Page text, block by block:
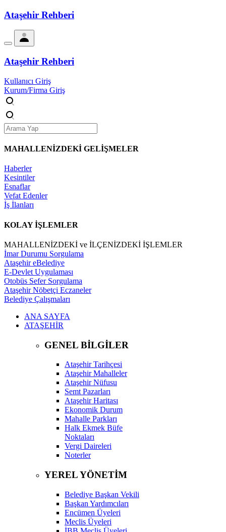
Ataşehir Rehberi
Ataşehir Rehberi
Kullanıcı Giriş
Kurum/Firma Giriş
MAHALLENİZDEKİ GELİŞMELER
Haberler
Kesintiler
Esnaflar
Vefat Edenler
İş İlanları
KOLAY İŞLEMLER
MAHALLENİZDEKİ ve İLÇENİZDEKİ İŞLEMLER
İmar Durumu Sorgulama
Ataşehir eBelediye
E-Devlet Uygulaması
Otobüs Sefer Sorgulama
Ataşehir Nöbetçi Eczaneler
Belediye Çalışmaları
ANA SAYFA
ATAŞEHİR
GENEL BİLGİLER
Ataşehir Tarihçesi
Ataşehir Mahalleler
Ataşehir Nüfusu
Semt Pazarları
Ataşehir Haritası
Ekonomik Durum
Mahalle Parkları
Halk Ekmek Büfe
Noktaları
Vergi Daireleri
Noterler
YEREL YÖNETİM
Belediye Başkan Vekili
Başkan Yardımcıları
Encümen Üyeleri
Meclis Üyeleri